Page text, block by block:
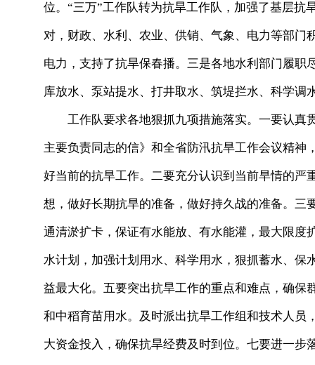
位。“三万”工作队转为抗旱工作队，加强了基层
对，财政、水利、农业、供销、气象、电力等部
电力，支持了抗旱保春播。三是各地水利部门履
库放水、泵站提水、打井取水、筑堤拦水、科学调
工作队要求各地狠抓九项措施落实。一要认真
主要负责同志的信》和全省防汛抗旱工作会议精神
好当前的抗旱工作。二要充分认识到当前旱情的
想，做好长期抗旱的准备，做好持久战的准备。
通清淤扩卡，保证有水能放、有水能灌，最大限
水计划，加强计划用水、科学用水，狠抓蓄水、
益最大化。五要突出抗旱工作的重点和难点，确
和中稻育苗用水。及时派出抗旱工作组和技术人
大资金投入，确保抗旱经费及时到位。七要进一